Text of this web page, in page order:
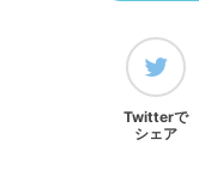
Twitterで
シェア